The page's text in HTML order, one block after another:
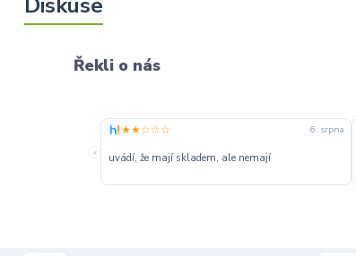
Řekli o nás
«
★★☆☆☆ 6. srpna
uvádí, že mají skladem, ale nemají